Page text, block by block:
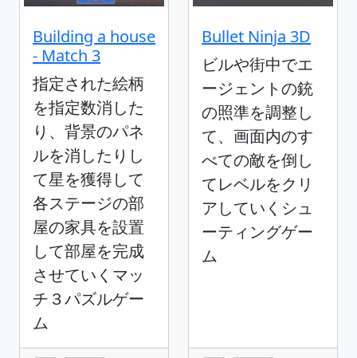
Building a house
- Match 3
指定された絵柄
を指定数消した
り、背景のパネ
ルを消したりし
て星を獲得して
各ステージの部
屋の家具を設置
して部屋を完成
させていくマッ
チ３パズルゲー
ム
Bullet Ninja 3D
ビルや街中でエ
ージェントの銃
の照準を調整し
て、画面内のす
べての敵を倒し
てレベルをクリ
アしていくシュ
ーティングゲー
ム